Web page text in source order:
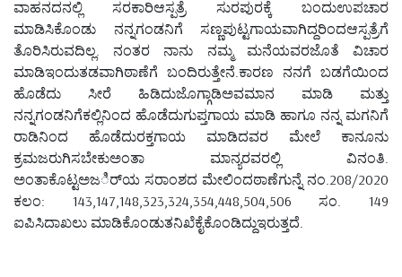
ವಾಹನದನಲ್ಲಿ ಸರಕಾರಿಆಸ್ಪತ್ರೆ ಸುರಪುರಕ್ಕೆ ಬಂದುಉಪಚಾರ
ಮಾಡಿಸಿಕೊಂಡು ನನ್ನಗಂಡನಿಗೆ ಸಣ್ಣಪುಟ್ಟಗಾಯವಾಗಿದ್ದರಿಂದಆಸ್ಪತ್ರೆಗೆ
ತೊರಿಸಿರುವದಿಲ್ಲ. ನಂತರ ನಾನು ನಮ್ಮ ಮನೆಯವರಜೊತೆ ವಿಚಾರ
ಮಾಡಿಇಂದುತಡವಾಗಿಠಾಣೆಗೆ ಬಂದಿರುತ್ತೇನೆ.ಕಾರಣ ನನಗೆ ಬಡಗೆಯಿಂದ
ಹೊಡೆದು ಸೀರೆ ಹಿಡಿದುಜೊಗ್ಗಾಡಿಅವಮಾನ ಮಾಡಿ ಮತ್ತು
ನನ್ನಗಂಡನಿಗೆಕಲ್ಲಿನಿಂದ ಹೊಡೆದುಗುಪ್ತಗಾಯ ಮಾಡಿ ಹಾಗೂ ನನ್ನ ಮಗನಿಗೆ
ರಾಡಿನಿಂದ ಹೊಡೆದುರಕ್ತಗಾಯ ಮಾಡಿದವರ ಮೇಲೆ ಕಾನೂನು
ಕ್ರಮಜರುಗಿಸಬೇಕುಅಂತಾ ಮಾನ್ಯರವರಲ್ಲಿ ವಿನಂತಿ.
ಅಂತಾಕೊಟ್ಟಅಜರ್ಿಯ ಸರಾಂಶದ ಮೇಲಿಂದಠಾಣೆಗುನ್ನೆ ನಂ.208/2020
ಕಲಂ: 143,147,148,323,324,354,448,504,506 ಸಂ. 149
ಐಪಿಸಿದಾಖಲು ಮಾಡಿಕೊಂಡುತನಿಖೆಕೈಕೊಂಡಿದ್ದುಇರುತ್ತದೆ.